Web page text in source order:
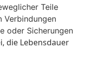
Teile
Verbindungen
oder Sicherungen
die Lebensdauer